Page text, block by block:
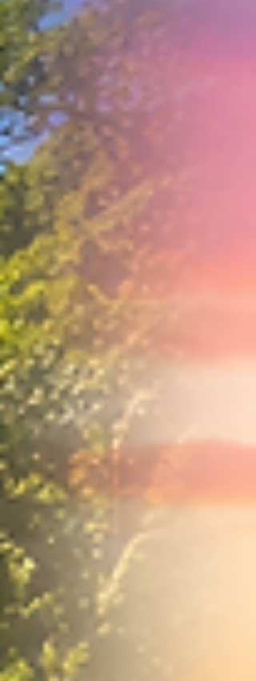
esta guía, entenderás cómo funciona este
proceso y qué debe